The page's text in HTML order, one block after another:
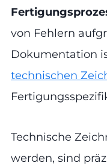
von Fehlern
Dokumentation
technischen
Technische
werden, sind